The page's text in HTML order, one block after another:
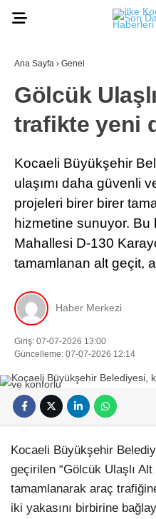
ASAYIŞ
POLITIKA
SPOR
MAGAZIN
SAĞLIK
EĞITIM
TEKNOLOJI
KÖŞE YAZILARI
RÖPORTAJ
RESMI İLANLAR
Ana Sayfa › Genel
Gölcük
trafikte yeni
Kocaeli Büyükşehir
ulaşımı daha güvenli
projeleri birer birer
hizmetine sunuyor. Bu
Mahallesi D-130
tamamlanan alt geçit,
Haber Merkezi
Giriş: 07-07-2026 13:00
Güncelleme: 07-07-2026 12:14
Kocaeli Büyükşehir
geçirilen “Gölcük Ulaşlı
tamamlanarak araç
iki yakasını birbirine